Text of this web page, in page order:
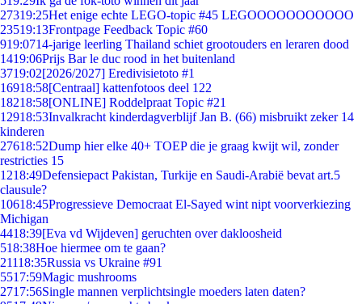
27319:25Het enige echte LEGO-topic #45 LEGOOOOOOOOOOO
23519:13Frontpage Feedback Topic #60
919:0714-jarige leerling Thailand schiet grootouders en leraren dood
1419:06Prijs Bar le duc rood in het buitenland
3719:02[2026/2027] Eredivisietoto #1
16918:58[Centraal] kattenfotoos deel 122
18218:58[ONLINE] Roddelpraat Topic #21
12918:53Invalkracht kinderdagverblijf Jan B. (66) misbruikt zeker 14
kinderen
27618:52Dump hier elke 40+ TOEP die je graag kwijt wil, zonder
restricties 15
1218:49Defensiepact Pakistan, Turkije en Saudi-Arabië bevat art.5
clausule?
10618:45Progressieve Democraat El-Sayed wint nipt voorverkiezing
Michigan
4418:39[Eva vd Wijdeven] geruchten over dakloosheid
518:38Hoe hiermee om te gaan?
21118:35Russia vs Ukraine #91
5517:59Magic mushrooms
2717:56Single mannen verplichtsingle moeders laten daten?